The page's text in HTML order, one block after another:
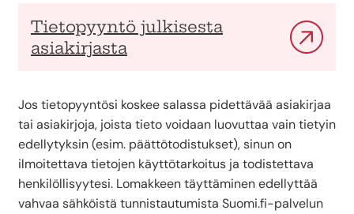
Tietopyyntö julkisesta
asiakirjasta
Jos tietopyyntösi koskee salassa pidettävää asiakirjaa
tai asiakirjoja, joista tieto voidaan luovuttaa vain tietyin
edellytyksin (esim. päättötodistukset), sinun on
ilmoitettava tietojen käyttötarkoitus ja todistettava
henkilöllisyytesi. Lomakkeen täyttäminen edellyttää
vahvaa sähköistä tunnistautumista Suomi.fi-palvelun